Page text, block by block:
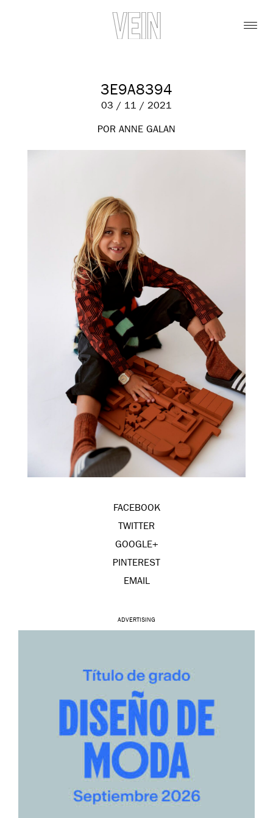
3E9A8394
03 / 11 / 2021
POR ANNE GALAN
FACEBOOK
TWITTER
GOOGLE+
PINTEREST
EMAIL
ADVERTISING